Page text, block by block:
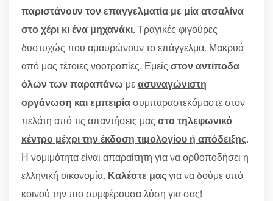
παριστάνουν τον επαγγελματία με μία ατσαλίνα
στο χέρι κι ένα μηχανάκι. Τραγικές φιγούρες
δυστυχώς που αμαυρώνουν το επάγγελμα. Μακρυά
από μας τέτοιες νοοτροπίες. Εμείς στον αντίποδα
όλων των παραπάνω μεασυναγώνιστη
οργάνωση και εμπειρίασυμπαραστεκόμαστε στον
πελάτη από τις απαντήσεις μας στο τηλεφωνικό
κέντρο μέχρι την έκδοση τιμολογίου ή απόδειξης.
Η νομιμότητα είναι απαραίτητη για να ορθοποδήσει η
ελληνική οικονομία. Καλέστε μαςγια να δούμε από
κοινού την πιο συμφέρουσα λύση για σας!